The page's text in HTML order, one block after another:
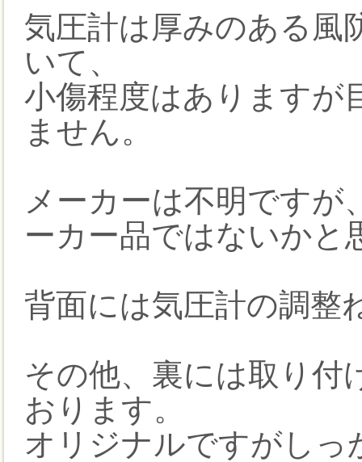
気圧計は厚みのある風
いて、
小傷程度はありますが
ません。
メーカーは不明ですが
ーカー品ではないかと
背面には気圧計の調整
その他、裏には取り付
おります。
オリジナルですがしっ